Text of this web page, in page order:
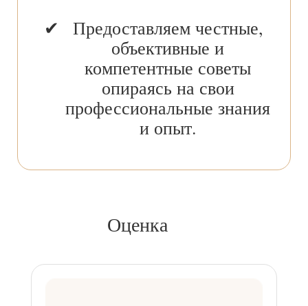
Предоставляем честные,
объективные и
компетентные советы
опираясь на свои
профессиональные знания
и опыт.
Оценка